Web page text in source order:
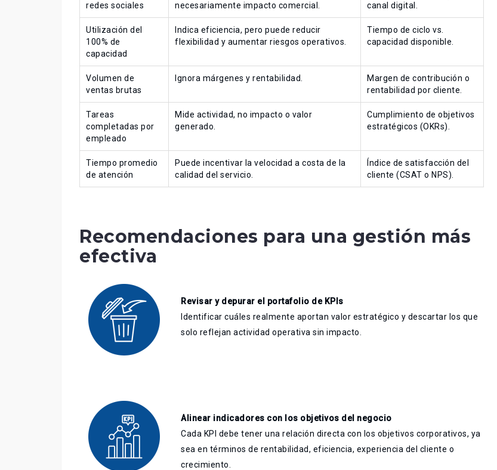
redes sociales
necesariamente impacto comercial.
canal digital.
Utilización del
100% de
capacidad
Indica eficiencia, pero puede reducir
flexibilidad y aumentar riesgos operativos.
Tiempo de ciclo vs.
capacidad disponible.
Volumen de
ventas brutas
Ignora márgenes y rentabilidad.
Margen de contribución o
rentabilidad por cliente.
Tareas
completadas por
empleado
Mide actividad, no impacto o valor
generado.
Cumplimiento de objetivos
estratégicos (OKRs).
Tiempo promedio
de atención
Puede incentivar la velocidad a costa de la
calidad del servicio.
Índice de satisfacción del
cliente (CSAT o NPS).
Recomendaciones para una gestión más
efectiva
Revisar y depurar el portafolio de KPIs
Identificar cuáles realmente aportan valor estratégico y descartar los que
solo reflejan actividad operativa sin impacto.
Alinear indicadores con los objetivos del negocio
Cada KPI debe tener una relación directa con los objetivos corporativos, ya
sea en términos de rentabilidad, eficiencia, experiencia del cliente o
crecimiento.